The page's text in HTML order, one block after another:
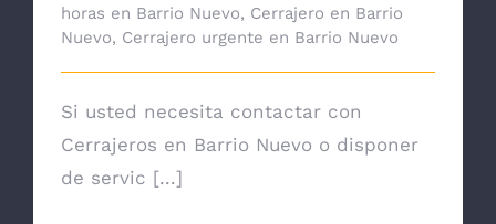
horas en Barrio Nuevo, Cerrajero en Barrio
Nuevo, Cerrajero urgente en Barrio Nuevo
Si usted necesita contactar con
Cerrajeros en Barrio Nuevo o disponer
de servic [...]